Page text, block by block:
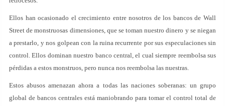
Ellos han ocasionado el crecimiento entre nosotros de los bancos de Wall
Street de monstruosas dimensiones, que se toman nuestro dinero y se niegan
a prestarlo, y nos golpean con la ruina recurrente por sus especulaciones sin
control. Ellos dominan nuestro banco central, el cual siempre reembolsa sus
pérdidas a estos monstruos, pero nunca nos reembolsa las nuestras.
Estos abusos amenazan ahora a todas las naciones soberanas: un grupo
global de bancos centrales está maniobrando para tomar el control total de